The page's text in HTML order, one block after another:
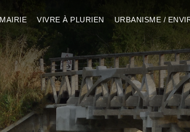
MAIRIE VIVRE À PLURIEN URBANISME /